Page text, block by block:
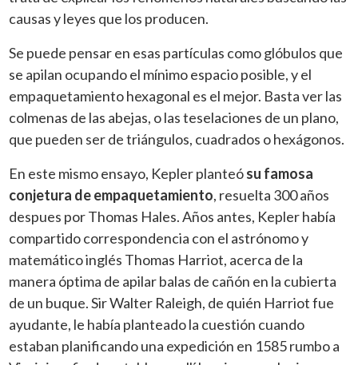
causas y leyes que los producen.
Se puede pensar en esas partículas como glóbulos que
se apilan ocupando el mínimo espacio posible, y el
empaquetamiento hexagonal es el mejor. Basta ver las
colmenas de las abejas, o las teselaciones de un plano,
que pueden ser de triángulos, cuadrados o hexágonos.
En este mismo ensayo, Kepler planteósu famosa
conjetura de empaquetamiento, resuelta 300 años
despues por Thomas Hales. Años antes, Kepler había
compartido correspondencia con el astrónomo y
matemático inglés Thomas Harriot, acerca de la
manera óptima de apilar balas de cañón en la cubierta
de un buque. Sir Walter Raleigh, de quién Harriot fue
ayudante, le había planteado la cuestión cuando
estaban planificando una expedición en 1585 rumbo a